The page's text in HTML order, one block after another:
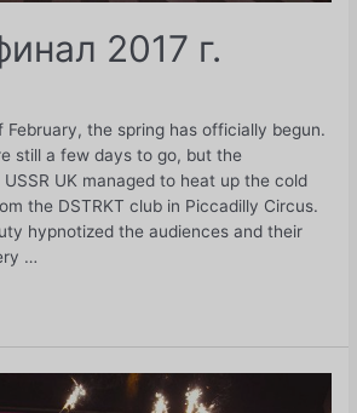
2017 г.
February, the spring has officially begun.
still a few days to go, but the
UK managed to heat up the cold
the DSTRKT club in Piccadilly Circus.
hypnotized the audiences and their
…